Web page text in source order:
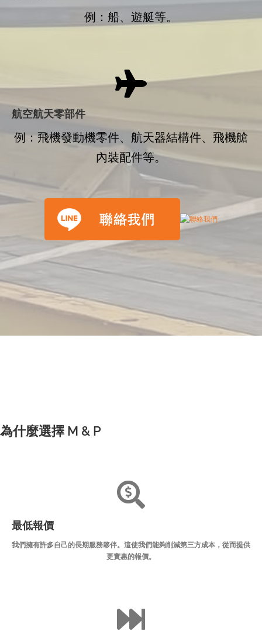
例：船、遊艇等。
航空航天零部件
例：飛機發動機零件、航天器結構件、飛機艙
內裝配件等。
為什麼選擇 M & P
最低報價
我們擁有許多自己的長期服務夥伴。這使我們能夠削減第三方成本，從而提供
更實惠的報價。